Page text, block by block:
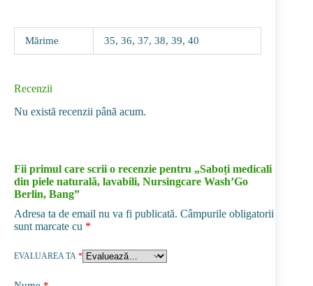
Mărime 35, 36, 37, 38, 39, 40
Recenzii
Nu există recenzii până acum.
Fii primul care scrii o recenzie pentru „Saboți medicali
din piele naturală, lavabili, Nursingcare Wash’Go
Berlin, Bang”
Adresa ta de email nu va fi publicată. Câmpurile obligatorii
sunt marcate cu *
EVALUAREA TA *